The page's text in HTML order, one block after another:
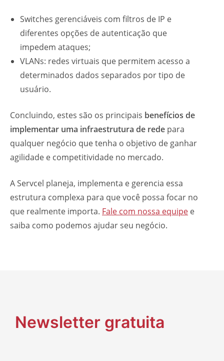
Switches gerenciáveis com filtros de IP e
diferentes opções de autenticação que
impedem ataques;
VLANs: redes virtuais que permitem acesso a
determinados dados separados por tipo de
usuário.
Concluindo, estes são os principais benefícios de
implementar uma infraestrutura de rede para
qualquer negócio que tenha o objetivo de ganhar
agilidade e competitividade no mercado.
A Servcel planeja, implementa e gerencia essa
estrutura complexa para que você possa focar no
que realmente importa. Fale com nossa equipe e
saiba como podemos ajudar seu negócio.
Newsletter gratuita